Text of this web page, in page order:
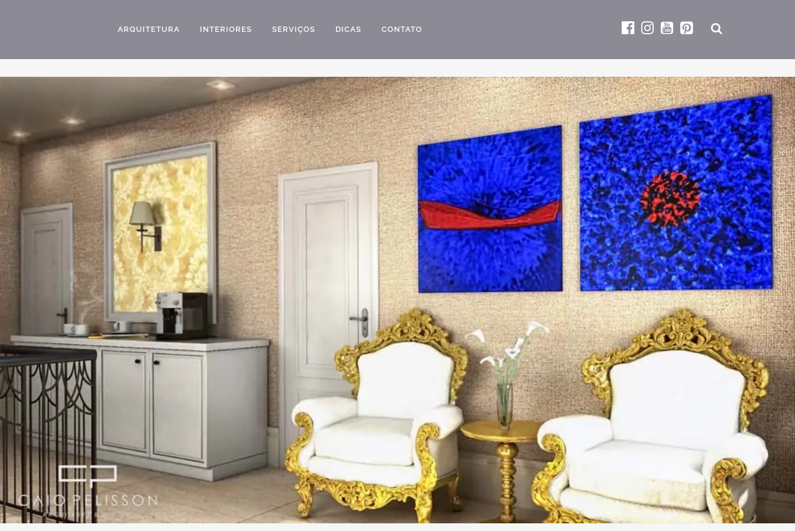
ARQUITETURA INTERIORES SERVIÇOS DICAS CONTATO